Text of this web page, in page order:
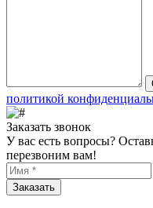
политикой
Заказать звонок
У вас есть вопросы?
перезвоним вам!
Заказать